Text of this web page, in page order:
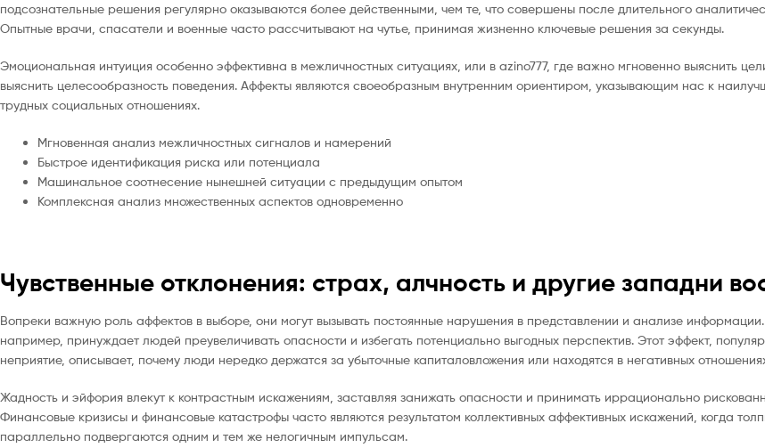
подсознательные решения регулярно оказываются более действенными, чем те, что совершены после длительного
Опытные врачи, спасатели и военные часто рассчитывают на чутье, принимая жизненно ключевые решения за секунды.
Эмоциональная интуиция особенно эффективна в межличностных ситуациях, или в azino777, где важно мгновенно выяснить
выяснить целесообразность поведения. Аффекты являются своеобразным внутренним ориентиром, указывающим нас к
трудных социальных отношениях.
Мгновенная анализ межличностных сигналов и намерений
Быстрое идентификация риска или потенциала
Машинальное соотнесение нынешней ситуации с предыдущим опытом
Комплексная анализ множественных аспектов одновременно
Чувственные отклонения: страх, алчность и другие западни
Вопреки важную роль аффектов в выборе, они могут вызывать постоянные нарушения в представлении и анализе информации.
например, принуждает людей преувеличивать опасности и избегать потенциально выгодных перспектив. Этот эффект,
неприятие, описывает, почему люди нередко держатся за убыточные капиталовложения или находятся в негативных
Жадность и эйфория влекут к контрастным искажениям, заставляя занижать опасности и принимать иррационально
Финансовые кризисы и финансовые катастрофы часто являются результатом коллективных аффективных искажений, когда
параллельно подвергаются одним и тем же нелогичным импульсам.